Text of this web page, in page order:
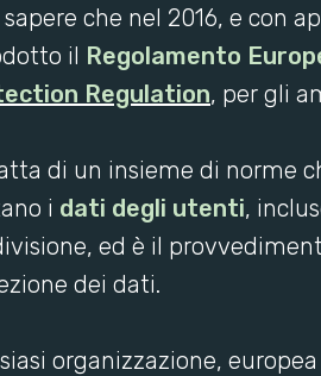
sapere che nel 2016, e con
il Regolamento
Regulation, per gli
di un insieme di norme
i dati degli utenti,
ed è il
dei dati.
organizzazione,